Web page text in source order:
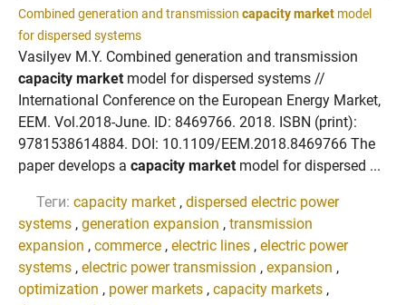
Combined generation and transmission capacity market model
for dispersed systems
Vasilyev M.Y. Combined generation and transmission
capacity market model for dispersed systems //
International Conference on the European Energy Market,
EEM. Vol.2018-June. ID: 8469766. 2018. ISBN (print):
9781538614884. DOI: 10.1109/EEM.2018.8469766 The
paper develops a capacity market model for dispersed ...
Теги: capacity market , dispersed electric power
systems , generation expansion , transmission
expansion , commerce , electric lines , electric power
systems , electric power transmission , expansion ,
optimization , power markets , capacity markets ,